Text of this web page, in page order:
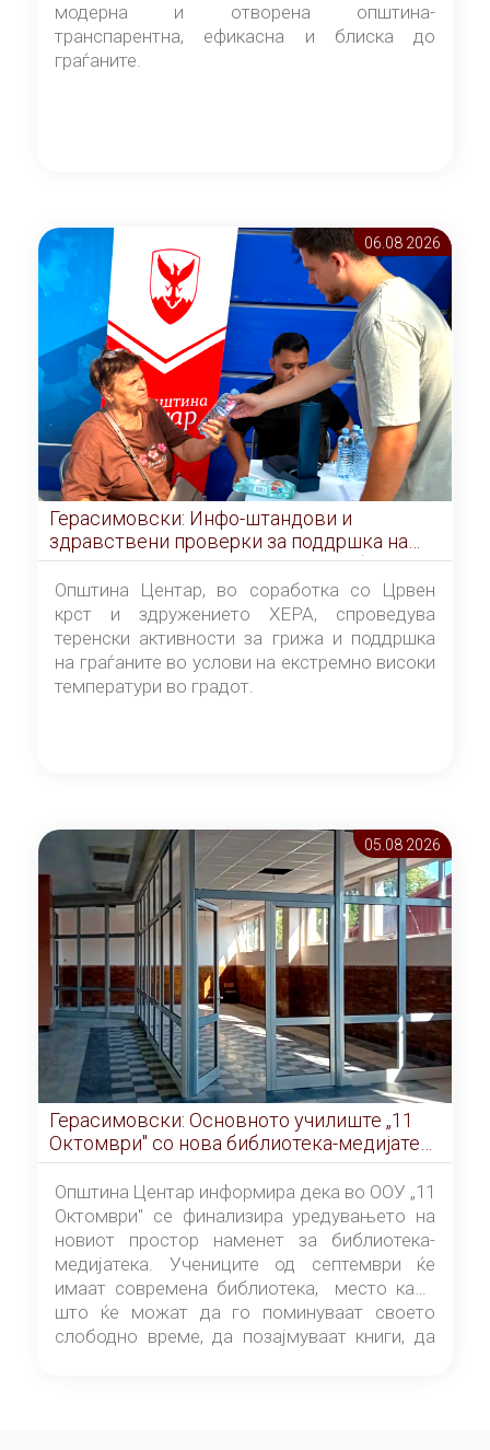
модерна и отворена општина-
транспарентна, ефикасна и блиска до
граѓаните.
06.08 2026
Герасимовски: Инфо-штандови и
здравствени проверки за поддршка на
граѓаните во услови на топлотен бран
Општина Центар, во соработка со Црвен
крст и здружението ХЕРА, спроведува
теренски активности за грижа и поддршка
на граѓаните во услови на екстремно високи
температури во градот.
05.08 2026
Герасимовски: Основното училиште „11
Октомври" со нова библиотека-медијатека
од септември
Општина Центар информира дека во ООУ „11
Октомври" се финализира уредувањето на
новиот простор наменет за библиотека-
медијатека. Учениците од септември ќе
имаат современа библиотека, место каде
што ќе можат да го поминуваат своето
слободно време, да позајмуваат книги, да